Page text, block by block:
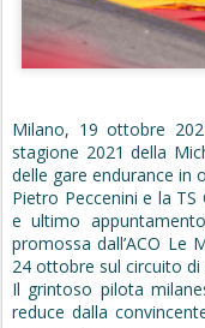
Milano, 19 ottobre
stagione 2021 della
delle gare endurance in
Pietro Peccenini e la
e ultimo
promossa dall’ACO Le
24 ottobre sul circuito
Il grintoso pilota
reduce dalla